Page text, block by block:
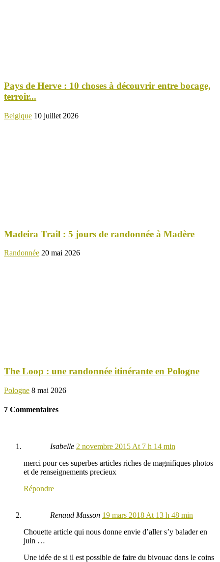
Pays de Herve : 10 choses à découvrir entre bocage,
terroir...
Belgique 10 juillet 2026
Madeira Trail : 5 jours de randonnée à Madère
Randonnée 20 mai 2026
The Loop : une randonnée itinérante en Pologne
Pologne 8 mai 2026
7 Commentaires
Isabelle 2 novembre 2015 At 7 h 14 min
merci pour ces superbes articles riches de magnifiques photos
et de renseignements precieux
Répondre
Renaud Masson 19 mars 2018 At 13 h 48 min
Chouette article qui nous donne envie d’aller s’y balader en
juin …
Une idée de si il est possible de faire du bivouac dans le coins